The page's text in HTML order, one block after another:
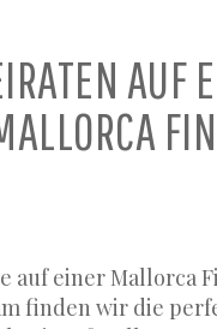
AUF
auf einer Mallorca
finden wir die